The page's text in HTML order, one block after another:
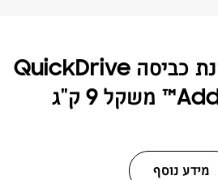
‎WW7800 מכונת כביסה QuickDrive
מידע נוסף